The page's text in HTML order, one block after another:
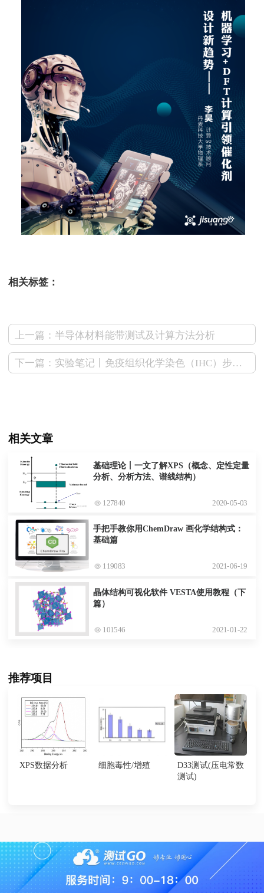
相关标签：
上一篇：半导体材料能带测试及计算方法分析
下一篇：实验笔记丨免疫组织化学染色（IHC）步骤详解
相关文章
基础理论丨一文了解XPS（概念、定性定量
分析、分析方法、谱线结构）
127840 2020-05-03
手把手教你用ChemDraw 画化学结构式：
基础篇
119083 2021-06-19
晶体结构可视化软件 VESTA使用教程（下
篇）
101546 2021-01-22
推荐项目
XPS数据分析 细胞毒性/增殖
D33测试(压电常数
测试)